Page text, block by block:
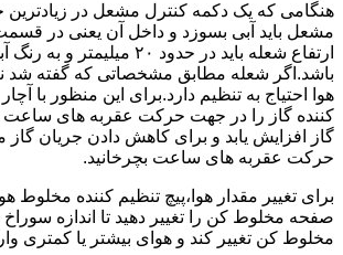
هنگامی که یک دکمه کنترل مشعل در زیادترین
مشعل باید آبی بسوزد و داخل آن یعنی در
ارتفاع شعله باید در حدود ۲۰
باشد.اگر شعله مطابق مشخصاتی که گفته شد
هوا احتیاج به تنظیم دارد.برای این منظور با
کننده گاز را در جهت حرکت عقربه های ساعت
گاز افزایش یابد و برای کاهش دادن جریان
حرکت عقربه های ساعت بچرخانید.
برای تغییر مقدار هوا،پیچ تنظیم کننده مخلوط
صفحه مخلوط کن را تغییر دهید تا اندازه
مخلوط کن تغییر کند و هوای بیشتر یا کمتری